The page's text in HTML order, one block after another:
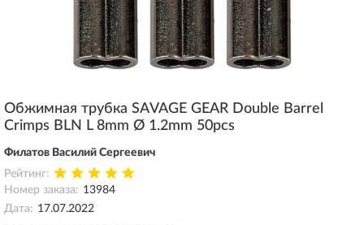
Обжимная трубка SAVAGE GEAR Double Barrel
Crimps BLN L 8mm Ø 1.2mm 50pcs
Филатов Василий Сергеевич
Рейтинг:
Номер заказа: 13984
Дата: 17.07.2022